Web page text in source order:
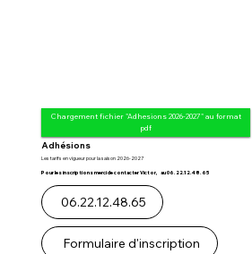
Chargement fichier "Adhesions 2026-2027" au format
pdf
Adhésions
Les tarifs en vigueur pour la saison 2026-2027
Pour les inscriptions merci de contacter Victor, au 06.22.12.48.65
06.22.12.48.65
Formulaire d'inscription